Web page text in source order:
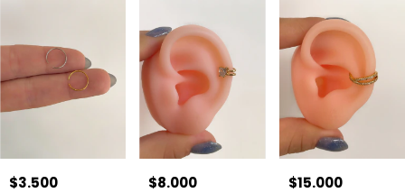
$3.500 $8.000 $15.000